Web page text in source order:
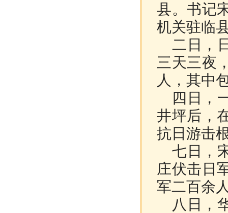
县。书记
机关驻临
二日，
三天三夜
人，其中
四日，
井坪后，
抗日游击
七日，
庄伏击日
军二百余
八日，